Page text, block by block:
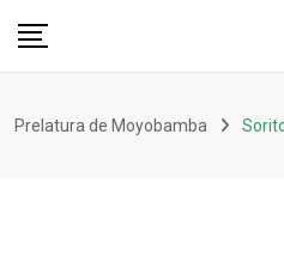
Prelatura de Moyobamba